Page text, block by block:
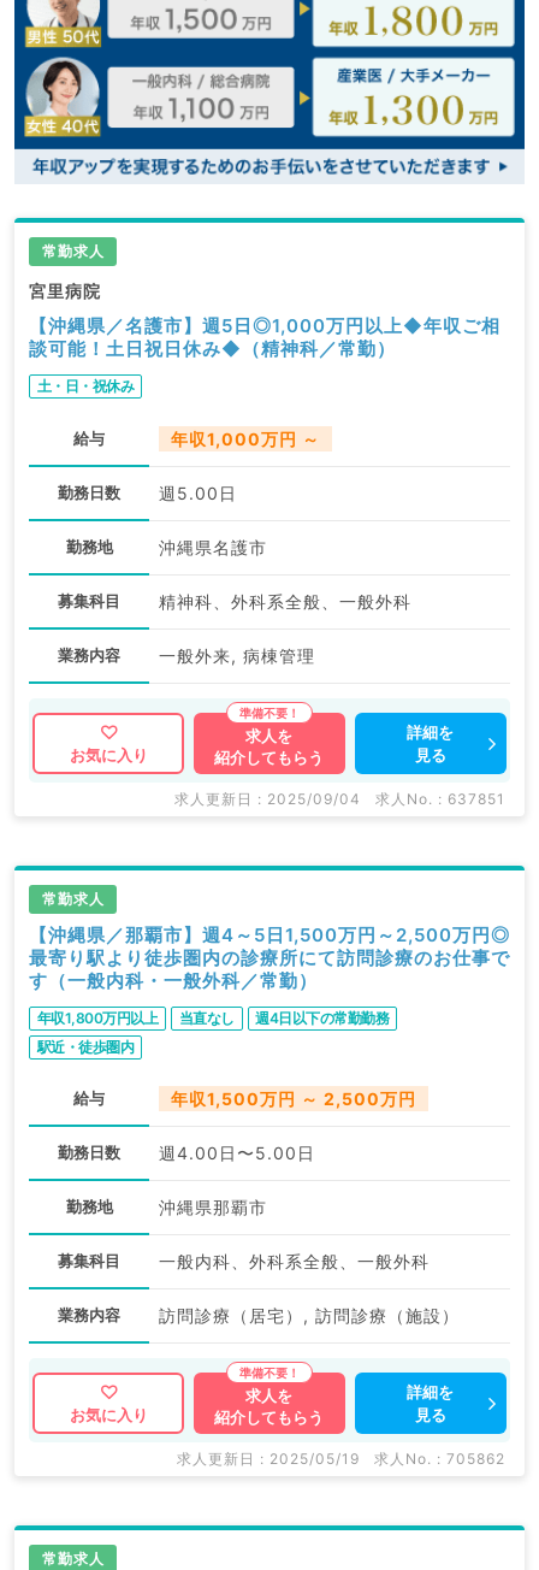
常勤求人
宮里病院
【沖縄県／名護市】週5日◎1,000万円以上◆年収ご相
談可能！土日祝日休み◆（精神科／常勤）
土・日・祝休み
給与 年収1,000万円 ～
勤務日数 週5.00日
勤務地 沖縄県名護市
募集科目 精神科、外科系全般、一般外科
業務内容 一般外来, 病棟管理
お気に入り
求人を
紹介してもらう
詳細を
見る
求人更新日 : 2025/09/04 求人No. : 637851
常勤求人
【沖縄県／那覇市】週4～5日1,500万円～2,500万円◎
最寄り駅より徒歩圏内の診療所にて訪問診療のお仕事で
す（一般内科・一般外科／常勤）
年収1,800万円以上 当直なし
週4日以下の常勤勤務
駅近・徒歩圏内
給与 年収1,500万円 ～ 2,500万円
勤務日数 週4.00日〜5.00日
勤務地 沖縄県那覇市
募集科目 一般内科、外科系全般、一般外科
業務内容 訪問診療（居宅）, 訪問診療（施設）
お気に入り
求人を
紹介してもらう
詳細を
見る
求人更新日 : 2025/05/19 求人No. : 705862
常勤求人